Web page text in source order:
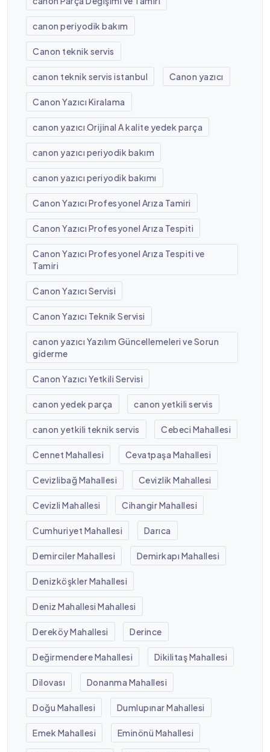
canon periyodik bakım
Canon teknik servis
canon teknik servis istanbul Canon yazıcı
Canon Yazıcı Kiralama
canon yazıcı Orijinal A kalite yedek parça
canon yazıcı periyodik bakım
canon yazıcı periyodik bakımı
Canon Yazıcı Profesyonel Arıza Tamiri
Canon Yazıcı Profesyonel Arıza Tespiti
Canon Yazıcı Profesyonel Arıza Tespiti ve
Tamiri
Canon Yazıcı Servisi
Canon Yazıcı Teknik Servisi
canon yazıcı Yazılım Güncellemeleri ve Sorun
giderme
Canon Yazıcı Yetkili Servisi
canon yedek parça canon yetkili servis
canon yetkili teknik servis Cebeci Mahallesi
Cennet Mahallesi Cevatpaşa Mahallesi
Cevizlibağ Mahallesi Cevizlik Mahallesi
Cevizli Mahallesi Cihangir Mahallesi
Cumhuriyet Mahallesi Darıca
Demirciler Mahallesi Demirkapı Mahallesi
Denizköşkler Mahallesi
Deniz Mahallesi Mahallesi
Dereköy Mahallesi Derince
Değirmendere Mahallesi Dikilitaş Mahallesi
Dilovası Donanma Mahallesi
Doğu Mahallesi Dumlupınar Mahallesi
Emek Mahallesi Eminönü Mahallesi